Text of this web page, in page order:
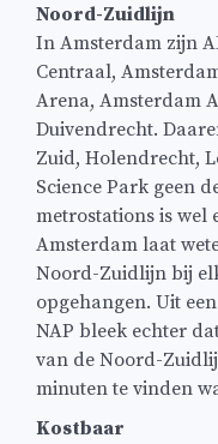
Noord-Zuidlijn
In Amsterdam zijn
Centraal,
Arena, Amsterdam
Duivendrecht.
Zuid, Holendrecht,
Science Park geen
metrostations is wel
Amsterdam laat
Noord-Zuidlijn bij
opgehangen. Uit
NAP bleek echter
van de Noord-
minuten te vinden
Kostbaar